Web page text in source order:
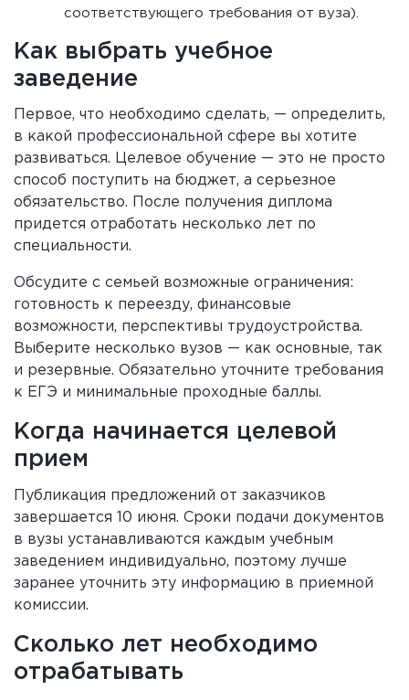
соответствующего требования от вуза).
Как выбрать учебное
заведение
Первое, что необходимо сделать, — определить,
в какой профессиональной сфере вы хотите
развиваться. Целевое обучение — это не просто
способ поступить на бюджет, а серьезное
обязательство. После получения диплома
придется отработать несколько лет по
специальности.
Обсудите с семьей возможные ограничения:
готовность к переезду, финансовые
возможности, перспективы трудоустройства.
Выберите несколько вузов — как основные, так
и резервные. Обязательно уточните требования
к ЕГЭ и минимальные проходные баллы.
Когда начинается целевой
прием
Публикация предложений от заказчиков
завершается 10 июня. Сроки подачи документов
в вузы устанавливаются каждым учебным
заведением индивидуально, поэтому лучше
заранее уточнить эту информацию в приемной
комиссии.
Сколько лет необходимо
отрабатывать